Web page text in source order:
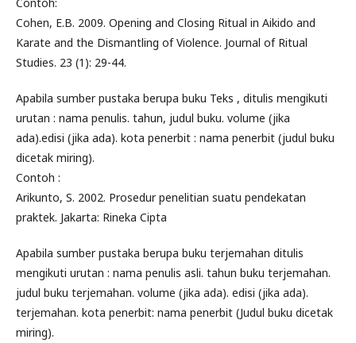
Cohen, E.B. 2009. Opening and Closing Ritual in Aikido and
Karate and the Dismantling of Violence. Journal of Ritual
Studies. 23 (1): 29-44.
Apabila sumber pustaka berupa buku Teks , ditulis mengikuti
urutan : nama penulis. tahun, judul buku. volume (jika
ada).edisi (jika ada). kota penerbit : nama penerbit (judul buku
dicetak miring).
Contoh :
Arikunto, S. 2002. Prosedur penelitian suatu pendekatan
praktek. Jakarta: Rineka Cipta
Apabila sumber pustaka berupa buku terjemahan ditulis
mengikuti urutan : nama penulis asli. tahun buku terjemahan.
judul buku terjemahan. volume (jika ada). edisi (jika ada).
terjemahan. kota penerbit: nama penerbit (Judul buku dicetak
miring).